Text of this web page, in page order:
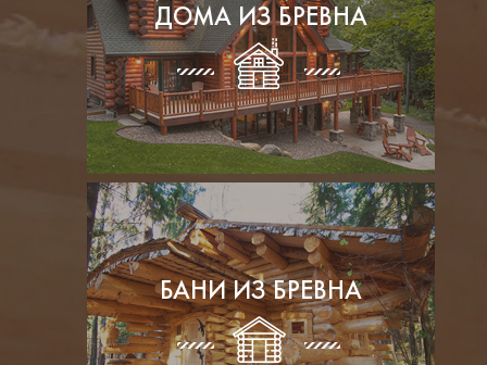
ДОМА ИЗ БРЕВНА
БАНИ ИЗ БРЕВНА